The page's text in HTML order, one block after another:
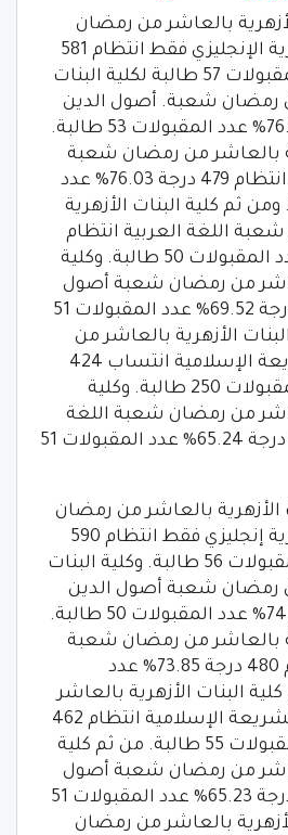
بالعاشر من رمضان
شعبة الترجمة الفورية الإنجليزي فقط انتظام 581
درجة 92.22% عدد المقبولات 57 طالبة لكلية البنات
رمضان شعبة. أصول الدين
انتظام 484 درجة 76.83% عدد المقبولات 53 طالبة.
بالعاشر من رمضان شعبة
الشريعة الإسلامية انتظام 479 درجة 76.03% عدد
52 طالبة. ومن ثم كلية البنات الأزهرية
اللغة العربية انتظام
474 درجة 75.24% عدد المقبولات 50 طالبة. وكلية
من رمضان شعبة أصول
الدين انتساب 438 درجة 69.52% عدد المقبولات 51
الأزهرية بالعاشر من
رمضان شعبة الشريعة الإسلامية انتساب 424
درجة 67.30% عدد المقبولات 250 طالبة. وكلية
من رمضان شعبة اللغة
العربية انتساب 411 درجة 65.24% عدد المقبولات 51
الأزهرية بالعاشر من رمضان
شعبة الترجمة الفورية إنجليزي فقط انتظام 590
درجة 90.77% عدد المقبولات 56 طالبة. وكلية البنات
رمضان شعبة أصول الدين
انتظام 485 درجة 74.62% عدد المقبولات 50 طالبة.
بالعاشر من رمضان شعبة
اللغة العربية انتظام 480 درجة 73.85% عدد
51 طالبة. كلية البنات الأزهرية بالعاشر
من رمضان شعبة الشريعة الإسلامية انتظام 462
درجة 71.08% عدد المقبولات 55 طالبة. من ثم كلية
من رمضان شعبة أصول
الدين انتساب 424 درجة 65.23% عدد المقبولات 51
بالعاشر من رمضان